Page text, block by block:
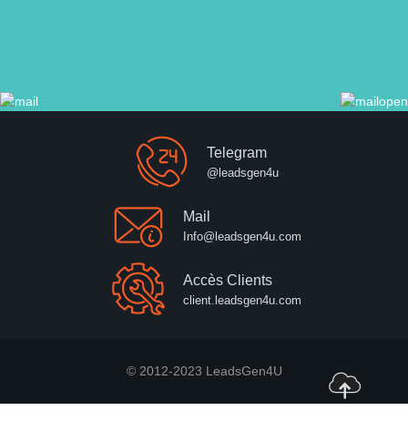
Telegram
@leadsgen4u
Mail
Info@leadsgen4u.com
Accès Clients
client.leadsgen4u.com
© 2012-2023 LeadsGen4U